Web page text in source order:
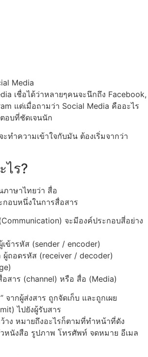
เชื่อได้ว่าหลายๆคนจะนึกถึง Facebook,
แต่เมื่อถามว่า Social Media คืออะไร
อบที่ชัดเจนนัก
ทำความเข้าใจกับมัน ต้องเริ่มจากว่า
ไร?
ภาษาไทยว่า สื่อ
อบหนึ่งในการสื่อสาร
จะมีองค์ประกอบสี่อย่าง
เข้ารหัส (sender / encoder)
ผู้ถอดรหัส (receiver / decoder)
อสาร (channel) หรือ สื่อ (Media)
จากผู้ส่งสาร ถูกจัดเก็บ และถูกเผย
ไปยังผู้รับสาร
าง หมายถึงอะไรก็ตามที่ทำหน้าที่ดัง
หนังสือ รูปภาพ โทรศัพท์ จดหมาย อีเมล